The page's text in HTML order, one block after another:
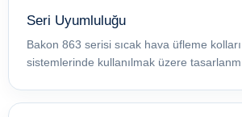
Seri Uyumluluğu
Bakon 863 serisi sıcak hava üfleme
sistemlerinde kullanılmak üzere